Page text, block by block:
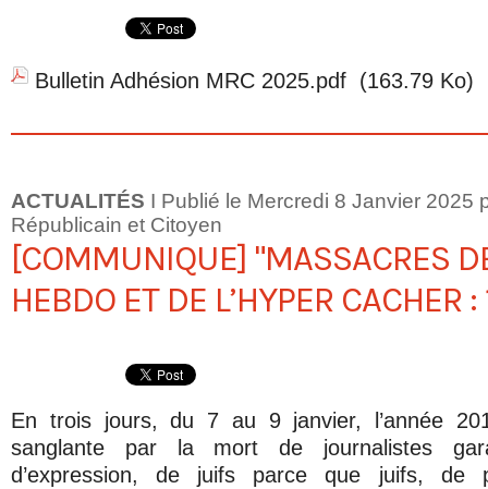
Bulletin Adhésion MRC 2025.pdf (163.79 Ko)
ACTUALITÉS I Publié le Mercredi 8 Janvier 2025
Républicain et Citoyen
[COMMUNIQUE] "MASSACRES
HEBDO ET DE L’HYPER CACHER
En trois jours, du 7 au 9 janvier, l’année
sanglante par la mort de journalistes
d’expression, de juifs parce que juifs, de